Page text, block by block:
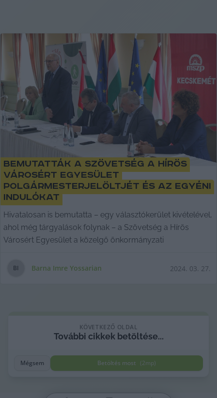
Bemutatták a Szövetség a Hírös
Városért Egyesület
polgármesterjelöltjét és az egyéni
indulókat
Hivatalosan is bemutatta – egy választókerület kivételével,
ahol még tárgyalások folynak – a Szövetség a Hírös
Városért Egyesület a közelgő önkormányzati
BI Barna Imre Yossarian 2024. 03. 27.
KÖVETKEZŐ OLDAL
További cikkek betöltése...
Mégsem Betöltés most (2mp)